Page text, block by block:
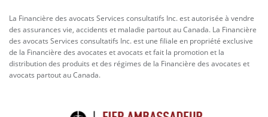
La Financière des avocats Services consultatifs Inc. est autorisée à vendre
des assurances vie, accidents et maladie partout au Canada. La Financière
des avocats Services consultatifs Inc. est une filiale en propriété exclusive
de la Financière des avocates et avocats et fait la promotion et la
distribution des produits et des régimes de la Financière des avocates et
avocats partout au Canada.